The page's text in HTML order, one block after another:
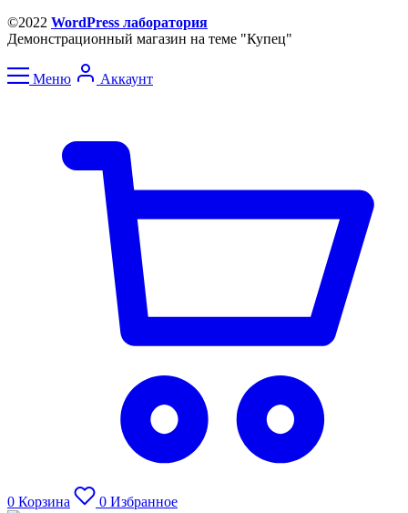
©2022 WordPress лаборатория
Демонстрационный магазин на теме "Купец"
Меню Аккаунт
0 Корзина 0 Избранное